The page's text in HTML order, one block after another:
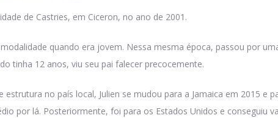
de Castries, em Ciceron, no ano de 2001.
quando era jovem. Nessa mesma época, passou por
tinha 12 anos, viu seu pai falecer precocemente.
no país local, Julien se mudou para a Jamaica em 2015 e
por lá. Posteriormente, foi para os Estados Unidos e conseguiu